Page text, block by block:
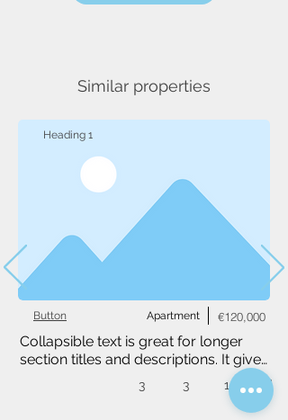
Similar properties
Heading 1
Apartment
Button €120,000
Collapsible text is great for longer
section titles and descriptions. It gives
people access to all the info they
need, while keeping your layout
clean. Link your text to anything, or
3 3 1,234 m²